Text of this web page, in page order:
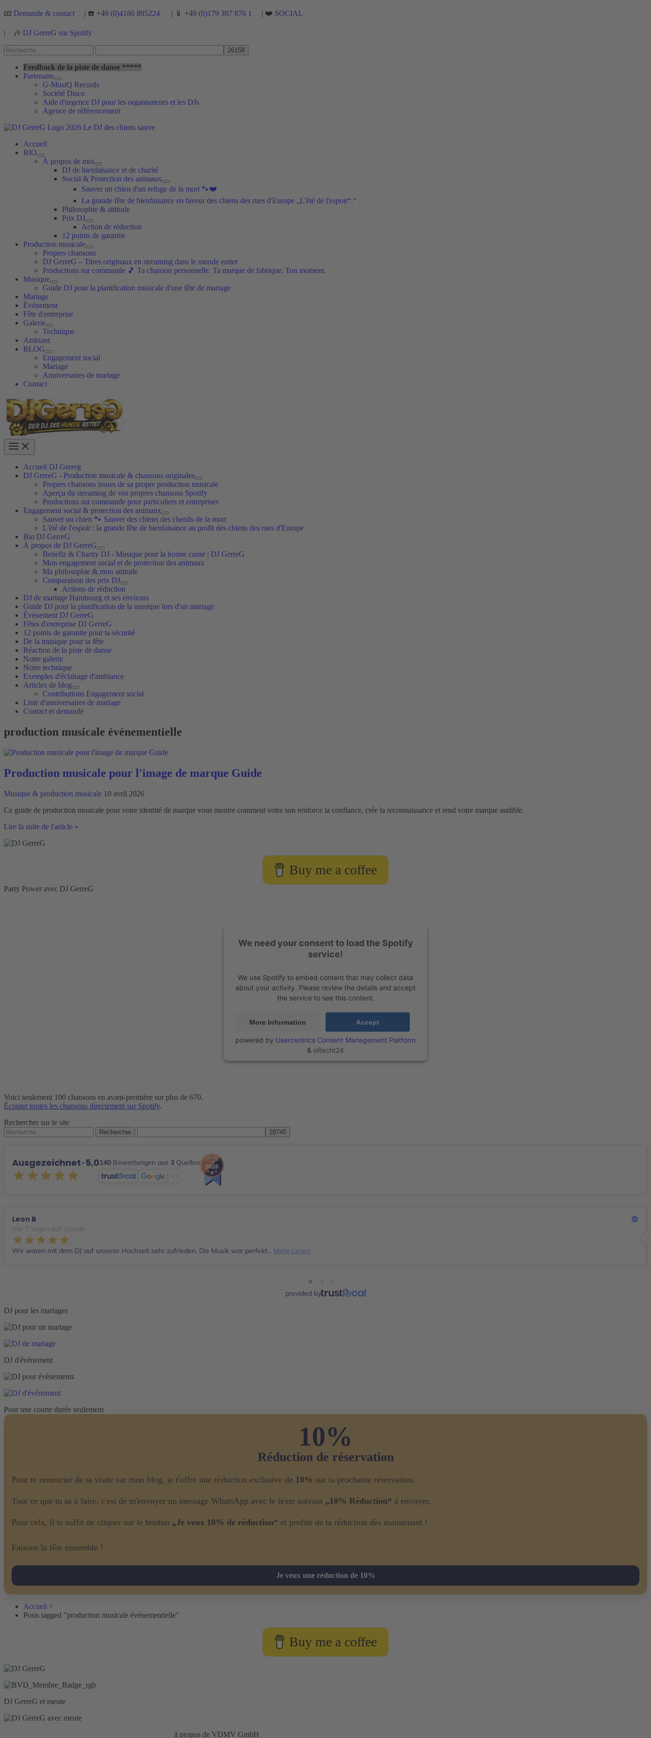
Aller
contenu
📧 Demande & contact | ☎️ +49 (0)4186 895224 | 📱 +49 (0)179 397 876 1 | ❤️ SOCIAL
| 🎶 DJ GerreG sur Spotify
Rechercher :
Feedback de la piste de danse *****
Partenaire
G-MusiQ Records
Société Disco
Aide d'urgence DJ pour les organisateurs et les DJs
Agence de référencement
Accueil
BIO
À propos de moi
DJ de bienfaisance et de charité
Social & Protection des animaux
Sauver un chien d'un refuge de la mort 🐾❤️
La grande fête de bienfaisance en faveur des chiens des rues d'Europe „L'été de l'espoir“.“
Philosophie & attitude
Prix DJ
Action de réduction
12 points de garantie
Production musicale
Propres chansons
DJ GerreG – Titres originaux en streaming dans le monde entier
Productions sur commande 🎵 Ta chanson personnelle. Ta marque de fabrique. Ton moment.
Musique
Guide DJ pour la planification musicale d'une fête de mariage
Mariage
Événement
Fête d'entreprise
Galerie
Technique
Ambiant
BLOG
Engagement social
Mariage
Anniversaires de mariage
Contact
Accueil DJ Gerreg
DJ GerreG - Production musicale & chansons originales
Propres chansons issues de sa propre production musicale
Aperçu du streaming de vos propres chansons Spotify
Productions sur commande pour particuliers et entreprises
Engagement social & protection des animaux
Sauver un chien 🐾 Sauver des chiens des chenils de la mort
L'été de l'espoir : la grande fête de bienfaisance au profit des chiens des rues d'Europe
Bio DJ GerreG
À propos de DJ GerreG
Benefiz & Charity DJ - Musique pour la bonne cause | DJ GerreG
Mon engagement social et de protection des animaux
Ma philosophie & mon attitude
Comparaison des prix DJ
Actions de réduction
DJ de mariage Hambourg et ses environs
Guide DJ pour la planification de la musique lors d'un mariage
Événement DJ GerreG
Fêtes d'entreprise DJ GerreG
12 points de garantie pour ta sécurité
De la musique pour ta fête
Réaction de la piste de danse
Notre galerie
Notre technique
Exemples d'éclairage d'ambiance
Articles de blog
Contributions Engagement social
Liste d'anniversaires de mariage
Contact et demande
production musicale événementielle
Production musicale pour l'image de marque Guide
Musique & production musicale 10 avril 2026
Ce guide de production musicale pour votre identité de marque vous montre comment votre son renforce la confiance, crée la reconnaissance et rend votre marque audible.
Production
pour
Lire la suite de l'article »
Buy me a coffee
Party Power avec DJ GerreG
We need your consent to load the Spotify
service!
We use Spotify to embed content that may collect data
about your activity. Please review the details and accept
the service to see this content.
More Information Accept
powered by Usercentrics Consent Management Platform
& eRecht24
Voici seulement 100 chansons en avant-première sur plus de 670.
Écouter toutes les chansons directement sur Spotify.
Rechercher sur le site
Rechercher :
Ausgezeichnet•5,0140 Bewertungen aus 3 Quellen
+1
Leon B
Vor 7 Tagen auf Google
Wir waren mit dem DJ auf unserer Hochzeit sehr zufrieden. Die Musik war perfekt... Mehr Lesen
provided by
DJ pour les mariages
DJ d'événement
Pour une courte durée seulement
10%
Réduction de réservation
Pour te remercier de ta visite sur mon blog, je t'offre une réduction exclusive de 10% sur ta prochaine réservation.
Tout ce que tu as à faire, c'est de m'envoyer un message WhatsApp avec le texte suivant „10% Réduction“ à envoyer.
Pour cela, il te suffit de cliquer sur le bouton „Je veux 10% de réduction“ et profite de ta réduction dès maintenant !
Faisons la fête ensemble !
Je veux une réduction de 10%
Accueil >
Posts tagged "production musicale événementielle"
Buy me a coffee
DJ GerreG et meute
à propos de VDMV GmbH